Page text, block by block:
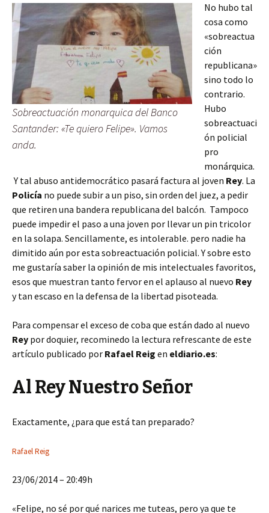
Sobreactuación monarquica del Banco
Santander: «Te quiero Felipe». Vamos
anda.
No hubo tal
cosa como
«sobreactua
ción
republicana»
sino todo lo
contrario.
Hubo
sobreactuaci
ón policial
pro
monárquica.
Y tal abuso antidemocrático pasará factura al joven Rey. La
Policía no puede subir a un piso, sin orden del juez, a pedir
que retiren una bandera republicana del balcón. Tampoco
puede impedir el paso a una joven por llevar un pin tricolor
en la solapa. Sencillamente, es intolerable. pero nadie ha
dimitido aún por esta sobreactuación policial. Y sobre esto
me gustaría saber la opinión de mis intelectuales favoritos,
esos que muestran tanto fervor en el aplauso al nuevo Rey
y tan escaso en la defensa de la libertad pisoteada.
Para compensar el exceso de coba que están dado al nuevo
Rey por doquier, recominedo la lectura refrescante de este
artículo publicado por Rafael Reig en eldiario.es:
Al Rey Nuestro Señor
Exactamente, ¿para que está tan preparado?
Rafael Reig
23/06/2014 – 20:49h
«Felipe, no sé por qué narices me tuteas, pero ya que te